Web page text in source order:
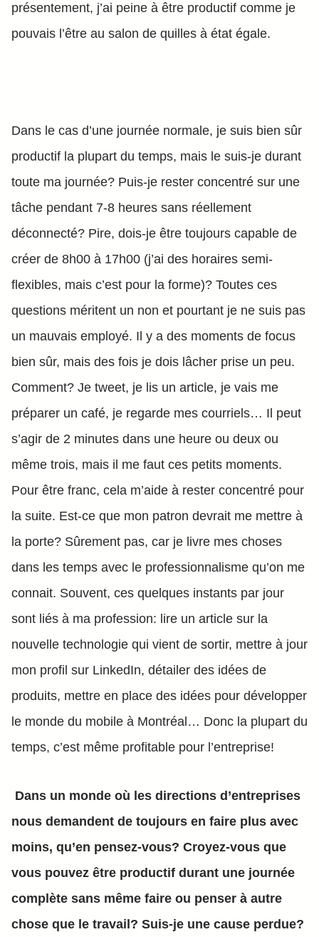
présentement, j’ai peine à être productif comme je
pouvais l’être au salon de quilles à état égale.
Dans le cas d’une journée normale, je suis bien sûr
productif la plupart du temps, mais le suis-je durant
toute ma journée? Puis-je rester concentré sur une
tâche pendant 7-8 heures sans réellement
déconnecté? Pire, dois-je être toujours capable de
créer de 8h00 à 17h00 (j’ai des horaires semi-
flexibles, mais c’est pour la forme)? Toutes ces
questions méritent un non et pourtant je ne suis pas
un mauvais employé. Il y a des moments de focus
bien sûr, mais des fois je dois lâcher prise un peu.
Comment? Je tweet, je lis un article, je vais me
préparer un café, je regarde mes courriels… Il peut
s’agir de 2 minutes dans une heure ou deux ou
même trois, mais il me faut ces petits moments.
Pour être franc, cela m’aide à rester concentré pour
la suite. Est-ce que mon patron devrait me mettre à
la porte? Sûrement pas, car je livre mes choses
dans les temps avec le professionnalisme qu’on me
connait. Souvent, ces quelques instants par jour
sont liés à ma profession: lire un article sur la
nouvelle technologie qui vient de sortir, mettre à jour
mon profil sur LinkedIn, détailer des idées de
produits, mettre en place des idées pour développer
le monde du mobile à Montréal… Donc la plupart du
temps, c’est même profitable pour l’entreprise!
Dans un monde où les directions d’entreprises
nous demandent de toujours en faire plus avec
moins, qu’en pensez-vous? Croyez-vous que
vous pouvez être productif durant une journée
complète sans même faire ou penser à autre
chose que le travail? Suis-je une cause perdue?